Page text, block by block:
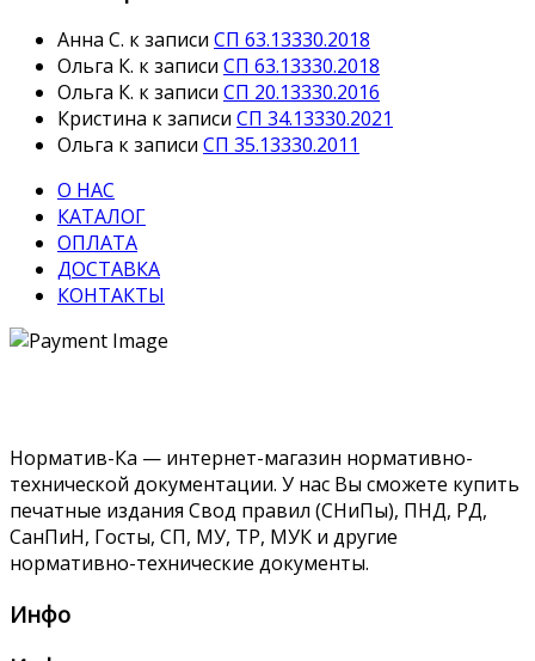
Анна С. к записи СП 63.13330.2018
Ольга К. к записи СП 63.13330.2018
Ольга К. к записи СП 20.13330.2016
Кристина к записи СП 34.13330.2021
Ольга к записи СП 35.13330.2011
О НАС
КАТАЛОГ
ОПЛАТА
ДОСТАВКА
КОНТАКТЫ
Норматив-Ка — интернет-магазин нормативно-
технической документации. У нас Вы сможете купить
печатные издания Свод правил (СНиПы), ПНД, РД,
СанПиН, Госты, СП, МУ, ТР, МУК и другие
нормативно-технические документы.
Инфо